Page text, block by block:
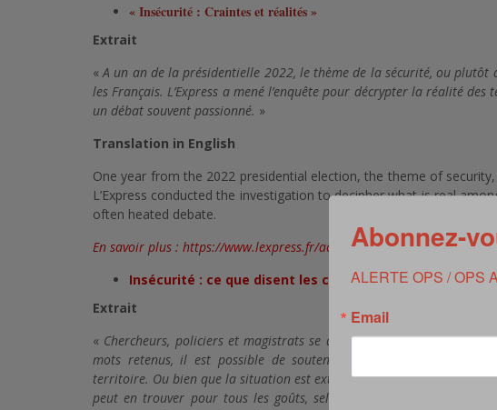
« Insécurité : Craintes et réalités »
Extrait
«A un an de la présidentielle 2022, le thème de la sécurité, ou plutôt
les Français. L’Express a mené l’enquête pour décrypter la réalité
un débat souvent passionné. »
Translation in English
One year from the 2022 presidential election, the theme of
L’Express conducted the investigation to decipher what is real
often heated debate.
En savoir plus : https://www.lexpress.fr/actualite/societe/insecurite-
Insécurité : ce que disent les chiffres
Extrait
« Chercheurs, policiers et magistrats se déchirent autour des
mots retenus, il est possible de soutenir que la France connaît
territoire. Ou bien que la situation est extraordinairement stable. Ou
peut en trouver pour tous les goûts, selon que l’on se plonge dans
Abonnez-
ALERTE OPS / OPS
Email